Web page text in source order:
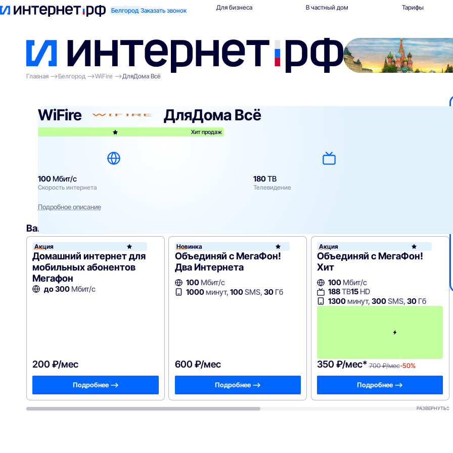
Белгород Заказать звонок
Поиск по адресу Для квартиры Для бизнеса В частный дом Тарифы
Главная
Белгород WiFire ДляДома Всё
WiFire ДляДома Всё
Хит продаж
100Мбит/с
Скорость интернета
180ТВ
Телевидение
Подробное описание
Вам могут подойти
Акция
Домашний интернет для
мобильных абонентов
Мегафон
до 300Мбит/с
200 ₽/мес
Подробнее —>
Новинка
Объединяй с МегаФон!
Два Интернета
100 Мбит/с
1000минут, 100SMS, 30 Гб
600 ₽/мес
Подробнее —>
Акция
Объединяй с МегаФон!
Хит
100 Мбит/с
188ТВ15 HD
1300минут,300SMS,30 Гб
350 ₽/мес* 700 ₽/мес-50%
Подробнее —>
РАЗВЕРНУТЬ